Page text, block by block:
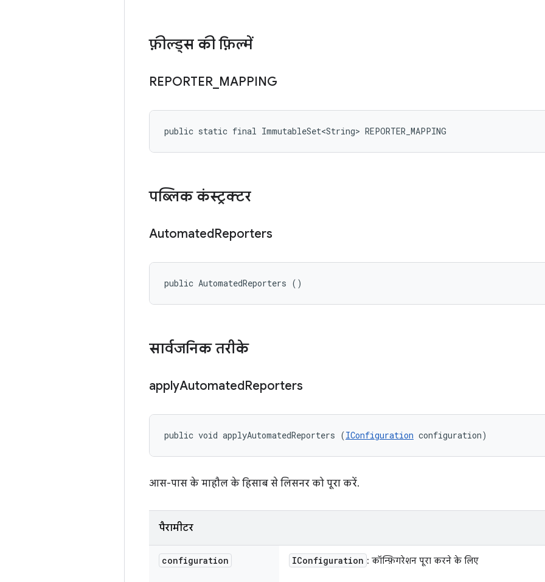
फ़ील्ड्स की फ़िल्में
REPORTER MAPPING
public static final ImmutableSet<String> REPORTER_MAPPING
पब्लिक कंस्ट्रक्टर
AutomatedReporters
public AutomatedReporters ()
सार्वजनिक तरीके
applyAutomatedReporters
public void applyAutomatedReporters (IConfiguration configuration)
आस-पास के माहौल के हिसाब से लिसनर को पूरा करें.
पैरामीटर
configuration IConfiguration : कॉन्फ़िगरेशन पूरा करने के लिए